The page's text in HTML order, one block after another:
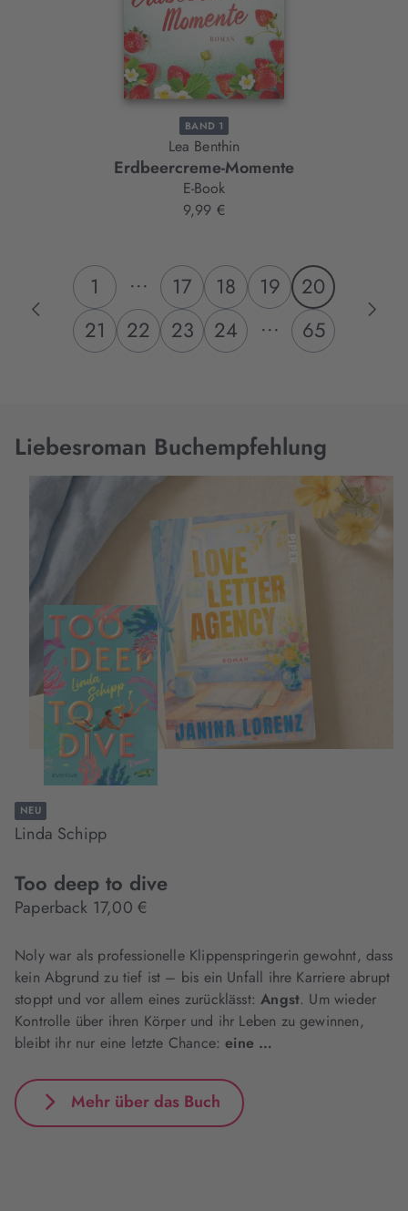
BAND 1
Lea Benthin
Erdbeercreme-Momente
E-Book
9,99 €
1 ... 17 18 19
20
21
22 23 24 ... 65
Liebesroman Buchempfehlung
NEU
Linda Schipp
Too deep to dive
Paperback 17,00 €
Noly war als professionelle Klippenspringerin gewohnt, dass
kein Abgrund zu tief ist – bis ein Unfall ihre Karriere abrupt
stoppt und vor allem eines zurücklässt:Angst. Um wieder
Kontrolle über ihren Körper und ihr Leben zu gewinnen,
bleibt ihr nur eine letzte Chance:eine …
Mehr über das Buch